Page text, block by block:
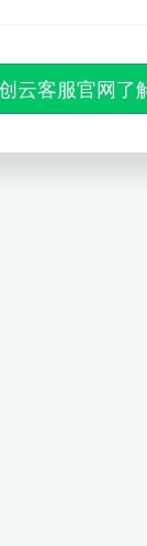
云客服官网了